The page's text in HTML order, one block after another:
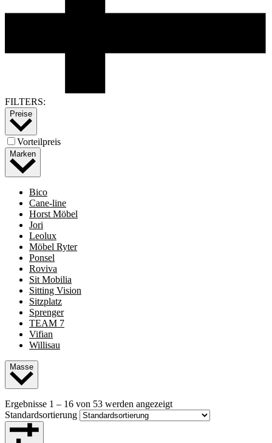
FILTERS:
Preise
Vorteilpreis
Marken
Bico
Cane-line
Horst Möbel
Jori
Leolux
Möbel Ryter
Ponsel
Roviva
Sit Mobilia
Sitting Vision
Sitzplatz
Sprenger
TEAM 7
Vifian
Willisau
Masse
Ergebnisse 1 – 16 von 53 werden angezeigt
Standardsortierung